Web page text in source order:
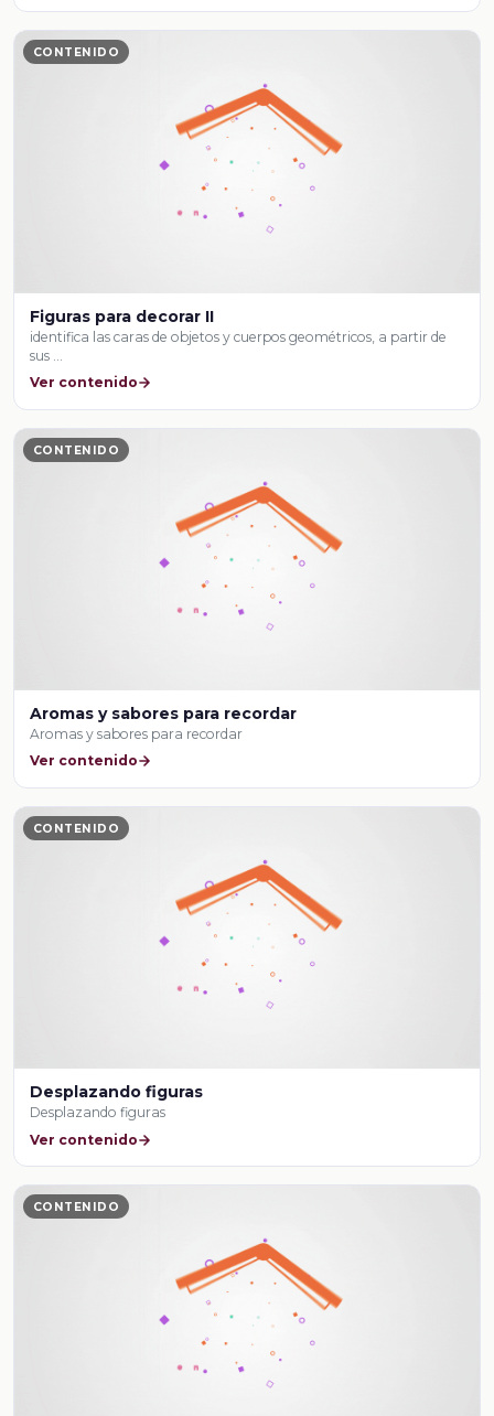
CONTENIDO
Figuras para decorar II
identifica las caras de objetos y cuerpos geométricos, a partir de
sus …
Ver contenido
CONTENIDO
Aromas y sabores para recordar
Aromas y sabores para recordar
Ver contenido
CONTENIDO
Desplazando figuras
Desplazando figuras
Ver contenido
CONTENIDO